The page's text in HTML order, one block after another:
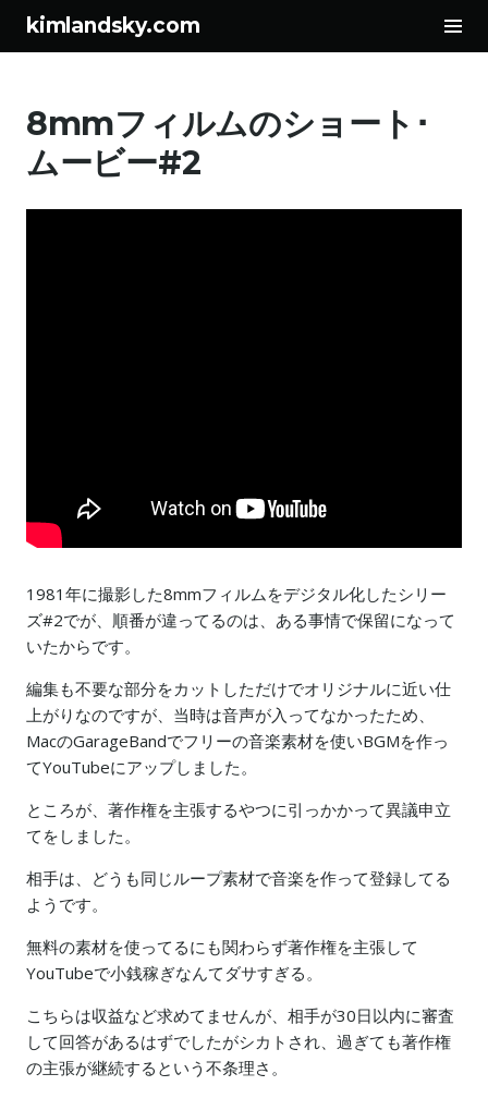
kimlandsky.com
8mmフィルムのショート･
ムービー#2
1981年に撮影した8mmフィルムをデジタル化したシリー
ズ#2でが、順番が違ってるのは、ある事情で保留になって
いたからです。
編集も不要な部分をカットしただけでオリジナルに近い仕
上がりなのですが、当時は音声が入ってなかったため、
MacのGarageBandでフリーの音楽素材を使いBGMを作っ
てYouTubeにアップしました。
ところが、著作権を主張するやつに引っかかって異議申立
てをしました。
相手は、どうも同じループ素材で音楽を作って登録してる
ようです。
無料の素材を使ってるにも関わらず著作権を主張して
YouTubeで小銭稼ぎなんてダサすぎる。
こちらは収益など求めてませんが、相手が30日以内に審査
して回答があるはずでしたがシカトされ、過ぎても著作権
の主張が継続するという不条理さ。
イ